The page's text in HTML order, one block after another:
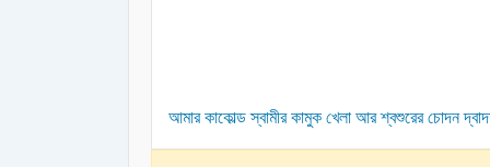
আমার কাকোল্ড স্বামীর কামুক খেলা আর শ্বশুরের চোদন